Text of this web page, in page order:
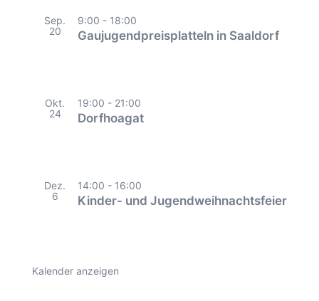
Sep.
20
9:00 - 18:00
Gaujugendpreisplatteln in Saaldorf
Okt.
24
19:00 - 21:00
Dorfhoagat
Dez.
6
14:00 - 16:00
Kinder- und Jugendweihnachtsfeier
Kalender anzeigen